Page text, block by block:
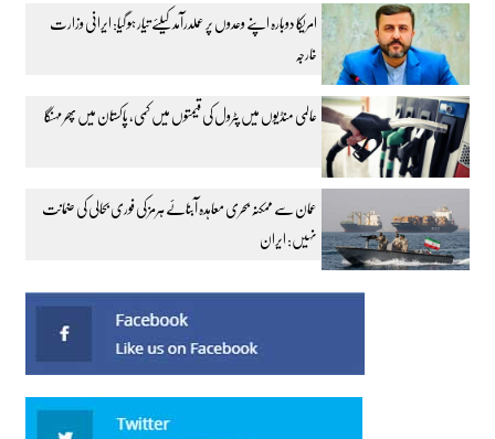
امریکا دوبارہ اپنے وعدوں پر عملدرآمد کیلئے تیار ہو گیا: ایرانی وزارت
خارجہ
عالمی منڈیوں میں پٹرول کی قیمتوں میں کمی، پاکستان میں پھر مہنگا
عمان سے ممکنہ بحری معاہدہ آبنائے ہرمز کی فوری بحالی کی ضمانت
نہیں: ایران